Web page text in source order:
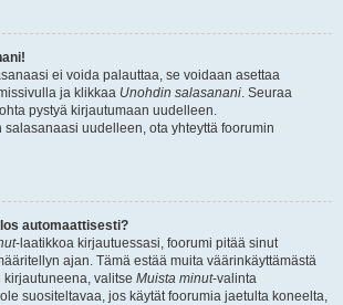
ei voida palauttaa, se voidaan asettaa
ja klikkaa Unohdin salasanani. Seuraa
pystyä kirjautumaan uudelleen.
salasanaasi uudelleen, ota yhteyttä foorumin
automaattisesti?
-laatikkoa kirjautuessasi, foorumi pitää sinut
ajan. Tämä estää muita väärinkäyttämästä
valitse Muista minut-valinta
suositeltavaa, jos käytät foorumia jaetulta koneelta,